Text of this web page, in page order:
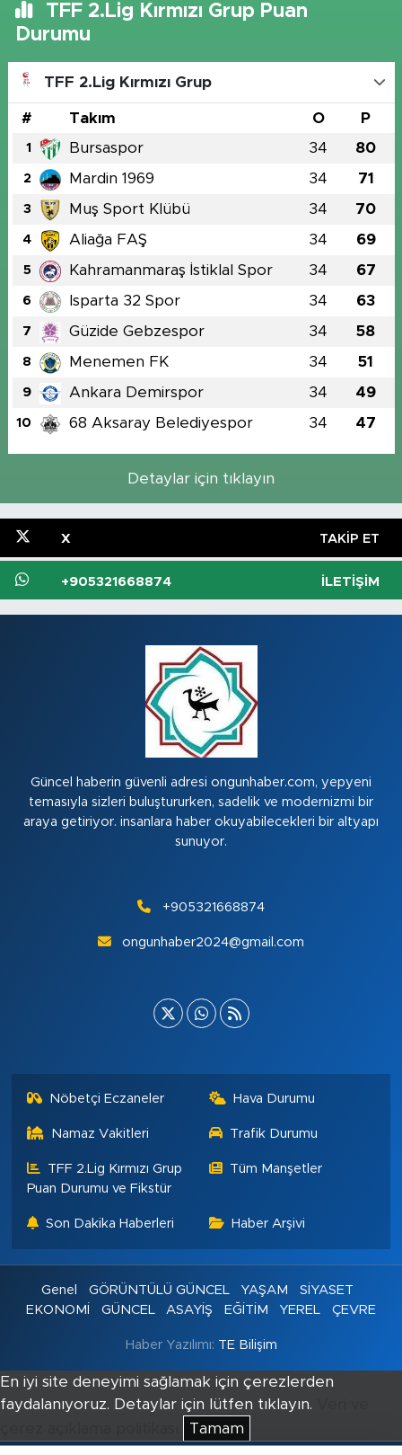
TFF 2.Lig Kırmızı Grup Puan
Durumu
TFF 2.Lig Kırmızı Grup
# Takım O P
1 Bursaspor 34 80
2 Mardin 1969 34 71
3 Muş Sport Klübü 34 70
4 Aliağa FAŞ 34 69
5 Kahramanmaraş İstiklal Spor 34 67
6 Isparta 32 Spor 34 63
7 Güzide Gebzespor 34 58
8 Menemen FK 34 51
9 Ankara Demirspor 34 49
10 68 Aksaray Belediyespor 34 47
Detaylar için tıklayın
X TAKIP ET
+905321668874 İLETIŞIM
Güncel haberin güvenli adresi ongunhaber.com, yepyeni
temasıyla sizleri buluştururken, sadelik ve modernizmi bir
araya getiriyor. insanlara haber okuyabilecekleri bir altyapı
sunuyor.
+905321668874
ongunhaber2024@gmail.com
Nöbetçi Eczaneler Hava Durumu
Namaz Vakitleri Trafik Durumu
TFF 2.Lig Kırmızı Grup
Puan Durumu ve Fikstür
Tüm Manşetler
Son Dakika Haberleri Haber Arşivi
Genel GÖRÜNTÜLÜ GÜNCEL YAŞAM
SİYASET
EKONOMİ
GÜNCEL ASAYİŞ EĞİTİM YEREL ÇEVRE
Haber Yazılımı: TE Bilişim
En iyi site deneyimi sağlamak için çerezlerden
faydalanıyoruz. Detaylar için lütfen tıklayın.
Tamam